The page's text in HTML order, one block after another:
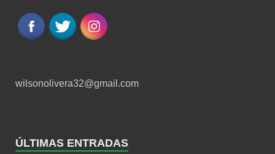
wilsonolivera32@gmail.com
ÚLTIMAS ENTRADAS